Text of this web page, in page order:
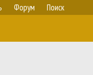
Форум Поиск